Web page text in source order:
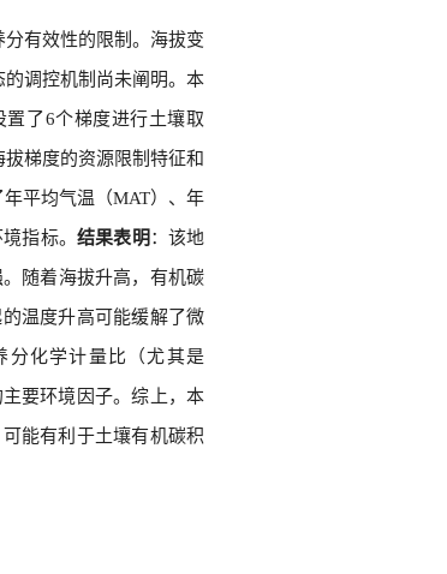
有效性的限制。海拔变
调控机制尚未阐明。本
置了6个梯度进行土壤取
梯度的资源限制特征和
平均气温（MAT）、年
指标。 结果表明 ：该地
随着海拔升高，有机碳
温度升高可能缓解了微
分化学计量比（尤其是
要环境因子。综上，本
能有利于土壤有机碳积